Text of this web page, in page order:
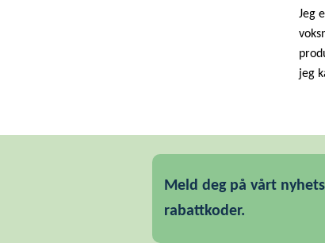
Jeg
jeg
Meld deg på vårt
rabattkoder.